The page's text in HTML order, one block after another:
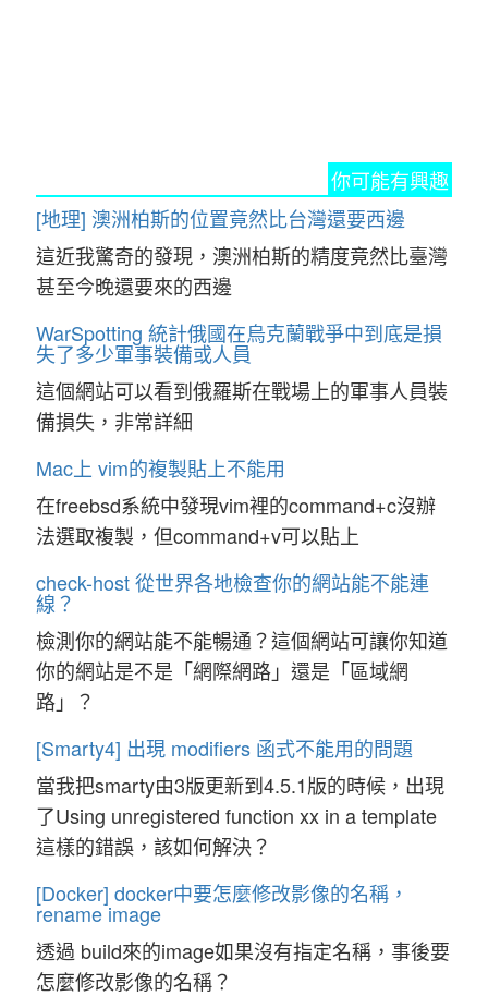
你可能有興趣
[地理] 澳洲柏斯的位置竟然比台灣還要西邊
這近我驚奇的發現，澳洲柏斯的精度竟然比臺灣
甚至今晚還要來的西邊
WarSpotting 統計俄國在烏克蘭戰爭中到底是損
失了多少軍事裝備或人員
這個網站可以看到俄羅斯在戰場上的軍事人員裝
備損失，非常詳細
Mac上 vim的複製貼上不能用
在freebsd系統中發現vim裡的command+c沒辦
法選取複製，但command+v可以貼上
check-host 從世界各地檢查你的網站能不能連
線？
檢測你的網站能不能暢通？這個網站可讓你知道
你的網站是不是「網際網路」還是「區域網
路」？
[Smarty4] 出現 modifiers 函式不能用的問題
當我把smarty由3版更新到4.5.1版的時候，出現
了Using unregistered function xx in a template
這樣的錯誤，該如何解決？
[Docker] docker中要怎麼修改影像的名稱，
rename image
透過 build來的image如果沒有指定名稱，事後要
怎麼修改影像的名稱？